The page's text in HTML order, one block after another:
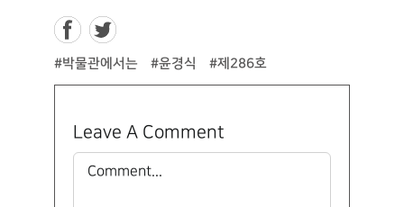
#박물관에서는 #윤경식 #제286호
Leave A Comment
Comment